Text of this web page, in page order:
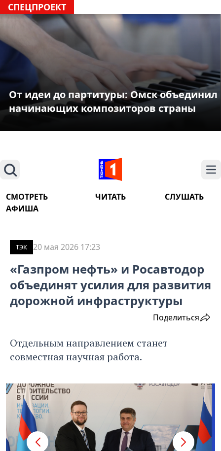
СПЕЦПРОЕКТ
От идеи до партитуры: Омск объединил
начинающих композиторов страны
Поиск
СМОТРЕТЬ ЧИТАТЬ
СЛУШАТЬ
АФИША
ТЭК 20 мая 2026 17:23
«Газпром нефть» и Росавтодор
объединят усилия для развития
дорожной инфраструктуры
Поделиться
Отдельным направлением станет
совместная научная работа.